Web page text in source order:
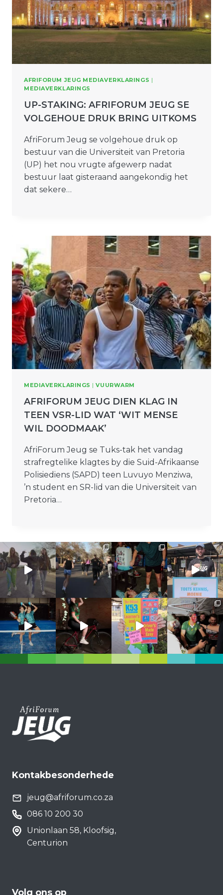
AFRIFORUM JEUG MEDIAVERKLARINGS |
MEDIAVERKLARINGS
UP-STAKING: AFRIFORUM JEUG SE
VOLGEHOUE DRUK BRING UITKOMS
AfriForum Jeug se volgehoue druk op
bestuur van die Universiteit van Pretoria
(UP) het nou vrugte afgewerp nadat
bestuur laat gisteraand aangekondig het
dat sekere…
MEDIAVERKLARINGS |VUURWARM
AFRIFORUM JEUG DIEN KLAG IN
TEEN VSR-LID WAT ‘WIT MENSE
WIL DOODMAAK’
AfriForum Jeug se Tuks-tak het vandag
strafregtelike klagtes by die Suid-Afrikaanse
Polisiediens (SAPD) teen Luvuyo Menziwa,
’n student en SR-lid van die Universiteit van
Pretoria…
Kontakbesonderhede
jeug@afriforum.co.za
086 10 200 30
Unionlaan 58, Kloofsig,
Centurion
Volg ons op